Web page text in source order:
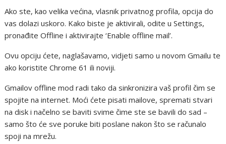
Ako ste, kao velika većina, vlasnik privatnog profila, opcija do
vas dolazi uskoro. Kako biste je aktivirali, odite u Settings,
pronađite Offline i aktivirajte ‘Enable offline mail’.
Ovu opciju ćete, naglašavamo, vidjeti samo u novom Gmailu te
ako koristite Chrome 61 ili noviji.
Gmailov offline mod radi tako da sinkronizira vaš profil čim se
spojite na internet. Moći ćete pisati mailove, spremati stvari
na disk i načelno se baviti svime čime ste se bavili do sad –
samo što će sve poruke biti poslane nakon što se računalo
spoji na mrežu.